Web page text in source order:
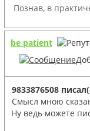
Познав, в
be patient
9833876508
Смысл мною
Ну ведь можете